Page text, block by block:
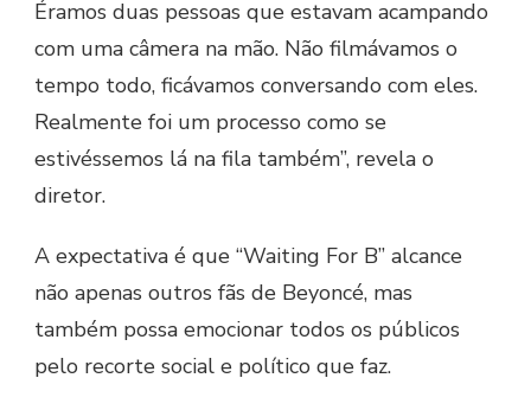
Éramos duas pessoas que estavam acampando
com uma câmera na mão. Não filmávamos o
tempo todo, ficávamos conversando com eles.
Realmente foi um processo como se
estivéssemos lá na fila também”, revela o
diretor.
A expectativa é que “Waiting For B” alcance
não apenas outros fãs de Beyoncé, mas
também possa emocionar todos os públicos
pelo recorte social e político que faz.